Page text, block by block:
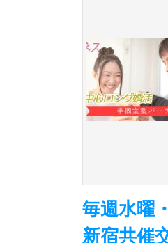
毎週水曜
新宿共催